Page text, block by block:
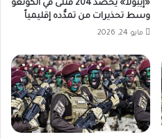
«إيبولا» يحصد 204 قتلى في الكونغو
وسط تحذيرات من تمدُّده إقليمياً
مايو 24, 2026